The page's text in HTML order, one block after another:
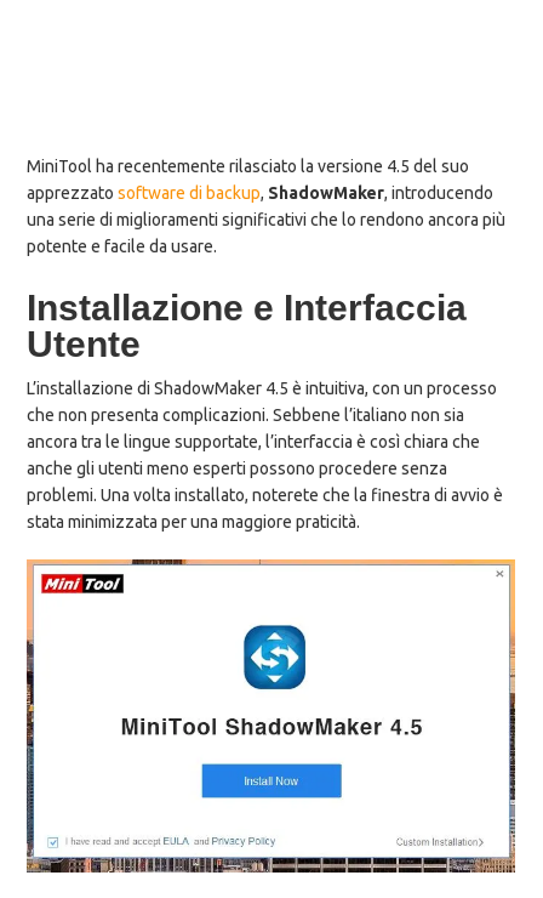
MiniTool ha recentemente rilasciato la versione 4.5 del suo
apprezzatosoftware di backup, ShadowMaker, introducendo
una serie di miglioramenti significativi che lo rendono ancora più
potente e facile da usare.
Installazione e Interfaccia
Utente
L’installazione di ShadowMaker 4.5 è intuitiva, con un processo
che non presenta complicazioni. Sebbene l’italiano non sia
ancora tra le lingue supportate, l’interfaccia è così chiara che
anche gli utenti meno esperti possono procedere senza
problemi. Una volta installato, noterete che la finestra di avvio è
stata minimizzata per una maggiore praticità.